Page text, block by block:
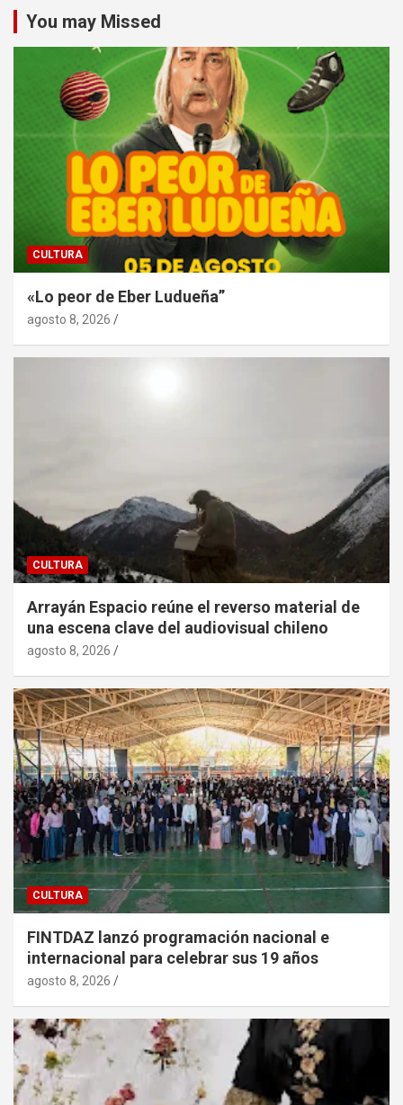
You may Missed
CULTURA
«Lo peor de Eber Ludueña”
agosto 8, 2026
CULTURA
Arrayán Espacio reúne el reverso material de
una escena clave del audiovisual chileno
agosto 8, 2026
CULTURA
FINTDAZ lanzó programación nacional e
internacional para celebrar sus 19 años
agosto 8, 2026